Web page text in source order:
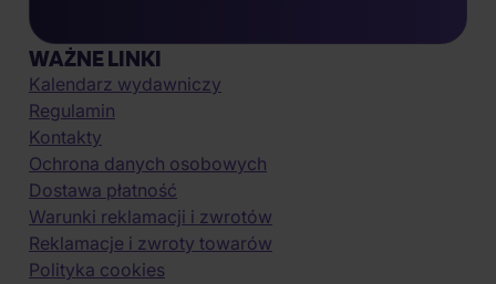
WAŻNE LINKI
Kalendarz wydawniczy
Regulamin
Kontakty
Ochrona danych osobowych
Dostawa płatność
Warunki reklamacji i zwrotów
Reklamacje i zwroty towarów
Polityka cookies